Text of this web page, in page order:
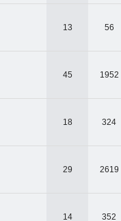
13 56
45 1952
18 324
29 2619
14 352